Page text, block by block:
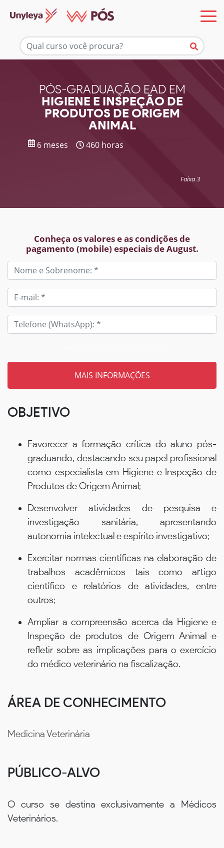
PÓS-GRADUAÇÃO EAD EM
HIGIENE E INSPEÇÃO DE
PRODUTOS DE ORIGEM
ANIMAL
6 meses 460 horas
Faixa 3
Conheça os valores e as condições de
pagamento (mobile) especiais de August.
Mais informações
OBJETIVO
Favorecer a formação crítica do aluno pós-
graduando, destacando seu papel profissional
como especialista em Higiene e Inspeção de
Produtos de Origem Animal;
Desenvolver atividades de pesquisa e
investigação sanitária, apresentando
autonomia intelectual e espírito investigativo;
Exercitar normas científicas na elaboração de
trabalhos acadêmicos tais como artigo
científico e relatórios de atividades, entre
outros;
Ampliar a compreensão acerca da Higiene e
Inspeção de produtos de Origem Animal e
refletir sobre as implicações para o exercício
do médico veterinário na fiscalização.
ÁREA DE CONHECIMENTO
Medicina Veterinária
PÚBLICO-ALVO
O curso se destina exclusivamente a Médicos
Veterinários.